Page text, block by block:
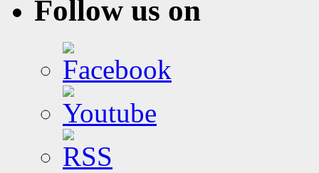
Follow us on